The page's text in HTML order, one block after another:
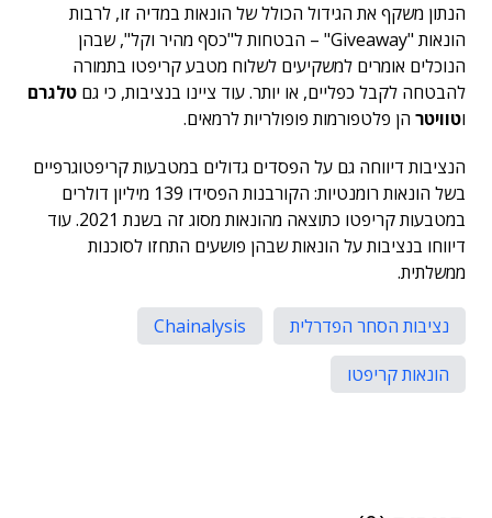
הנתון משקף את הגידול הכולל של הונאות במדיה זו, לרבות
הונאות "Giveaway" – הבטחות ל"כסף מהיר וקל", שבהן
הנוכלים אומרים למשקיעים לשלוח מטבע קריפטו בתמורה
להבטחה לקבל כפליים, או יותר. עוד ציינו בנציבות, כי גם טלגרם
וטוויטר הן פלטפורמות פופולריות לרמאים.
הנציבות דיווחה גם על הפסדים גדולים במטבעות קריפטוגרפיים
בשל הונאות רומנטיות: הקורבנות הפסידו 139 מיליון דולרים
במטבעות קריפטו כתוצאה מהונאות מסוג זה בשנת 2021. עוד
דיווחו בנציבות על הונאות שבהן פושעים התחזו לסוכנות
ממשלתית.
נציבות הסחר הפדרלית
Chainalysis
הונאות קריפטו